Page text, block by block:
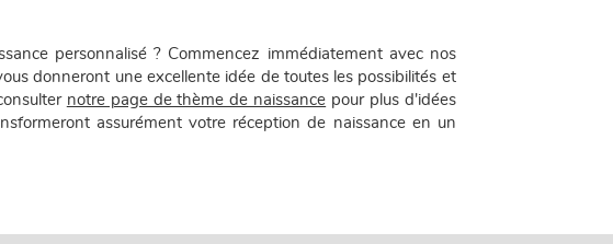
personnalisé ? Commencez immédiatement avec nos
donneront une excellente idée de toutes les possibilités et
notre page de thème de naissance pour plus d'idées
assurément votre réception de naissance en un